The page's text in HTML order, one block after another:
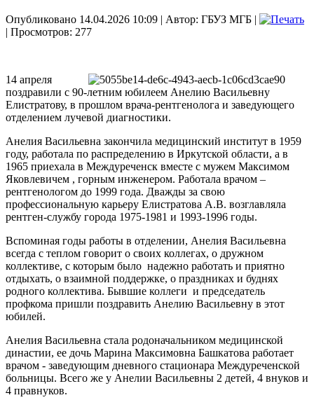
Опубликовано 14.04.2026 10:09 | Автор: ГБУЗ МГБ |
| Просмотров: 277
14 апреля
поздравили с 90-летним юбилеем Анелию Васильевну
Елистратову, в прошлом врача-рентгенолога и заведующего
отделением лучевой диагностики.
Анелия Васильевна закончила медицинский институт в 1959
году, работала по распределению в Иркутской области, а в
1965 приехала в Междуреченск вместе с мужем Максимом
Яковлевичем , горным инженером. Работала врачом –
рентгенологом до 1999 года. Дважды за свою
профессиональную карьеру Елистратова А.В. возглавляла
рентген-службу города 1975-1981 и 1993-1996 годы.
Вспоминая годы работы в отделении, Анелия Васильевна
всегда с теплом говорит о своих коллегах, о дружном
коллективе, с которым было надежно работать и приятно
отдыхать, о взаимной поддержке, о праздниках и буднях
родного коллектива. Бывшие коллеги и председатель
профкома пришли поздравить Анелию Васильевну в этот
юбилей.
Анелия Васильевна стала родоначальником медицинской
династии, ее дочь Марина Максимовна Башкатова работает
врачом - заведующим дневного стационара Междуреченской
больницы. Всего же у Анелии Васильевны 2 детей, 4 внуков и
4 правнуков.